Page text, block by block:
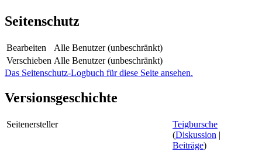
Seitenschutz
Bearbeiten
Alle Benutzer (unbeschränkt)
Verschieben Alle Benutzer (unbeschränkt)
Das Seitenschutz-Logbuch für diese Seite ansehen.
Versionsgeschichte
Seitenersteller
Teigbursche
(Diskussion |
Beiträge)